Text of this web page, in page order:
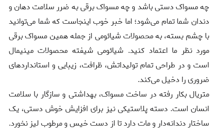
چه مسواک دستی باشد و چه مسواک برقی به ضرر سلامت دهان و
دندان شما تمام می‌شود؛ اما خبر خوب اینجاست که شما می‌توانید
با چشم بسته، به محصولات شیائومی از جمله همین مسواک برقی
مورد نظر ما اعتماد کنید. شیائومی شیفته محصولات مینیمال
است و در طراحی تمام تولیداتش، ظرافت، زیبایی و استانداردهای
ضروری را دخیل می‌کند.
متریال بکار رفته در ساخت مسواک، بهداشتی و سازگار با سلامت
انسان است. دسته پلاستیکی نیز برای افزایش خوش دستی، یک
ساختار دندانه‌دار و مات دارد تا از دست خیس و مرطوب لیز نخورد.